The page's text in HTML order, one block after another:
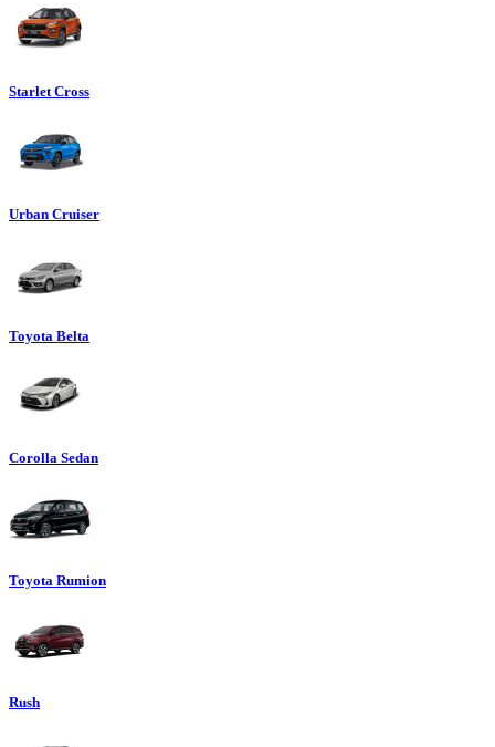
Starlet Cross
Urban Cruiser
Toyota Belta
Corolla Sedan
Toyota Rumion
Rush